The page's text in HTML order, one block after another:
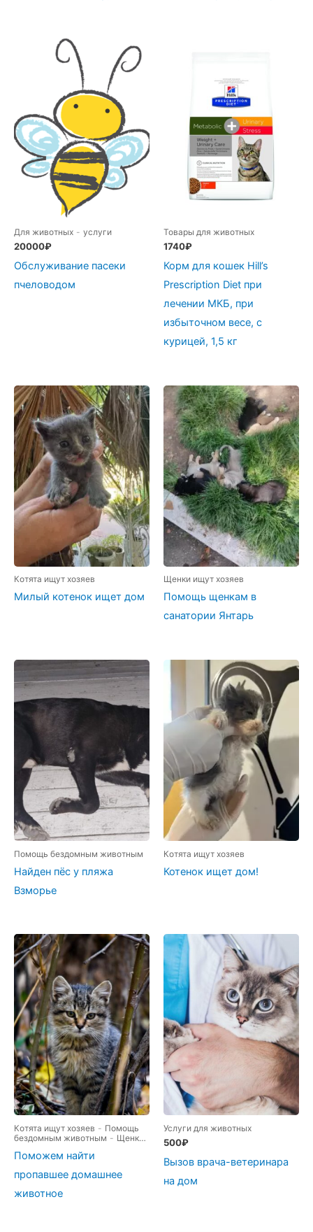
Для животных - услуги
20000₽
Обслуживание пасеки
пчеловодом
Товары для животных
1740₽
Корм для кошек Hill’s
Prescription Diet при
лечении МКБ, при
избыточном весе, с
курицей, 1,5 кг
Котята ищут хозяев
Милый котенок ищет дом
Щенки ищут хозяев
Помощь щенкам в
санатории Янтарь
Помощь бездомным животным
Найден пёс у пляжа
Взморье
Котята ищут хозяев
Котенок ищет дом!
Котята ищут хозяев - Помощь
бездомным животным - Щенки
Поможем найти
пропавшее домашнее
животное
Услуги для животных
500₽
Вызов врача-ветеринара
на дом